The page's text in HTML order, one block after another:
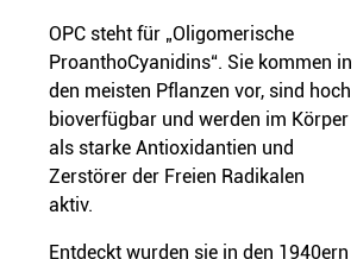
OPC steht für „Oligomerische
ProanthoCyanidins“. Sie kommen in
den meisten Pflanzen vor, sind hoch
bioverfügbar und werden im Körper
als starke Antioxidantien und
Zerstörer der Freien Radikalen
aktiv.
Entdeckt wurden sie in den 1940ern